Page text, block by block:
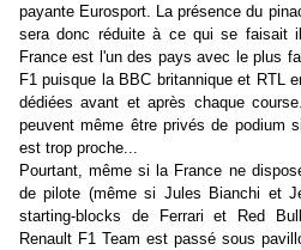
payante Eurosport. La présence du
sera donc réduite à ce qui se faisait
France est l'un des pays avec le plus
F1 puisque la BBC britannique et RTL
dédiées avant et après chaque
peuvent même être privés de podium
est trop proche...
Pourtant, même si la France ne
de pilote (même si Jules Bianchi et
starting-blocks de Ferrari et Red
Renault F1 Team est passé sous